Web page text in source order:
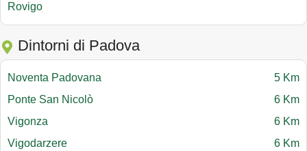
Rovigo
Dintorni di Padova
Noventa Padovana
5 Km
Ponte San Nicolò
6 Km
Vigonza
6 Km
Vigodarzere
6 Km